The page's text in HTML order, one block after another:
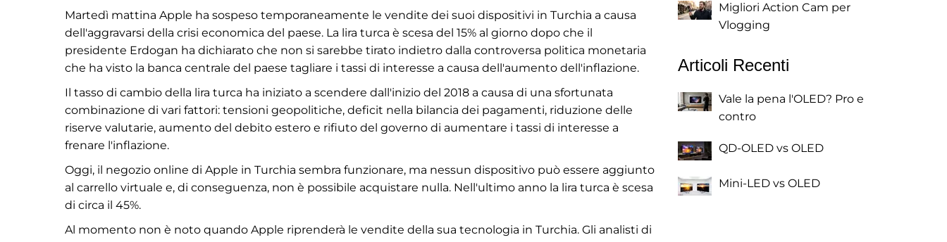
Martedì mattina Apple ha sospeso temporaneamente le vendite dei suoi dispositivi in ​​Turchia a causa
dell'aggravarsi della crisi economica del paese. La lira turca è scesa del 15% al ​​giorno dopo che il
presidente Erdogan ha dichiarato che non si sarebbe tirato indietro dalla controversa politica monetaria
che ha visto la banca centrale del paese tagliare i tassi di interesse a causa dell'aumento dell'inflazione.
Il tasso di cambio della lira turca ha iniziato a scendere dall'inizio del 2018 a causa di una sfortunata
combinazione di vari fattori: tensioni geopolitiche, deficit nella bilancia dei pagamenti, riduzione delle
riserve valutarie, aumento del debito estero e rifiuto del governo di aumentare i tassi di interesse a
frenare l'inflazione.
Oggi, il negozio online di Apple in Turchia sembra funzionare, ma nessun dispositivo può essere aggiunto
al carrello virtuale e, di conseguenza, non è possibile acquistare nulla. Nell'ultimo anno la lira turca è scesa
di circa il 45%.
Al momento non è noto quando Apple riprenderà le vendite della sua tecnologia in Turchia. Gli analisti di
Migliori Action Cam per
Vlogging
Articoli Recenti
Vale la pena l'OLED? Pro e
contro
QD-OLED vs OLED
Mini-LED vs OLED